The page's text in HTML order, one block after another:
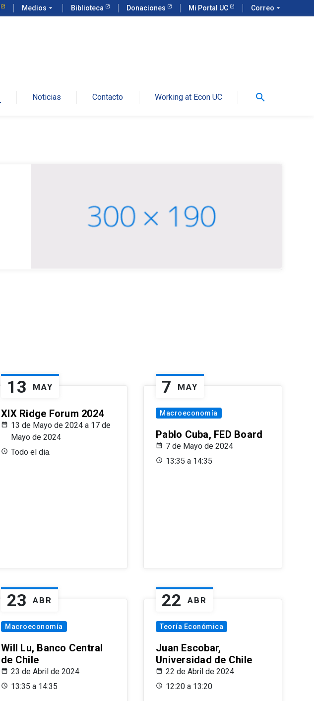
Medios arrow_drop_down Biblioteca Donaciones Mi Portal UC Correo arrow_drop_down
Noticias Contacto Working at Econ UC search
13 MAY
XIX Ridge Forum 2024
13 de Mayo de 2024 a 17 de
Mayo de 2024
Todo el dia.
7 MAY
Macroeconomía
Pablo Cuba, FED Board
7 de Mayo de 2024
13:35 a 14:35
23 ABR
Macroeconomía
Will Lu, Banco Central
de Chile
23 de Abril de 2024
13:35 a 14:35
22 ABR
Teoría Económica
Juan Escobar,
Universidad de Chile
22 de Abril de 2024
12:20 a 13:20